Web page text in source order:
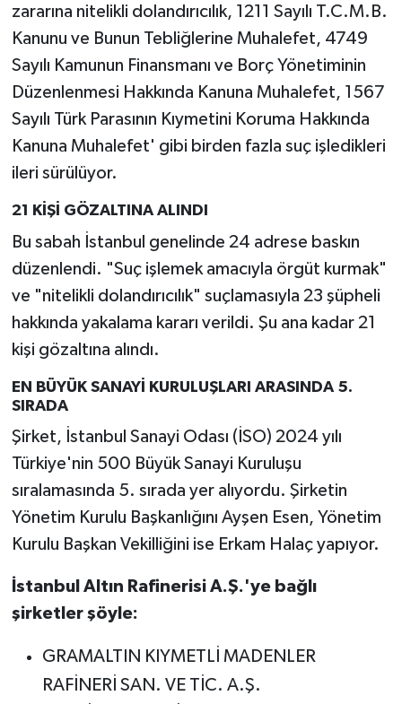
zararına nitelikli dolandırıcılık, 1211 Sayılı T.C.M.B.
Kanunu ve Bunun Tebliğlerine Muhalefet, 4749
Sayılı Kamunun Finansmanı ve Borç Yönetiminin
Düzenlenmesi Hakkında Kanuna Muhalefet, 1567
Sayılı Türk Parasının Kıymetini Koruma Hakkında
Kanuna Muhalefet' gibi birden fazla suç işledikleri
ileri sürülüyor.
21 KİŞİ GÖZALTINA ALINDI
Bu sabah İstanbul genelinde 24 adrese baskın
düzenlendi. "Suç işlemek amacıyla örgüt kurmak"
ve "nitelikli dolandırıcılık" suçlamasıyla 23 şüpheli
hakkında yakalama kararı verildi. Şu ana kadar 21
kişi gözaltına alındı.
EN BÜYÜK SANAYİ KURULUŞLARI ARASINDA 5.
SIRADA
Şirket, İstanbul Sanayi Odası (İSO) 2024 yılı
Türkiye'nin 500 Büyük Sanayi Kuruluşu
sıralamasında 5. sırada yer alıyordu. Şirketin
Yönetim Kurulu Başkanlığını Ayşen Esen, Yönetim
Kurulu Başkan Vekilliğini ise Erkam Halaç yapıyor.
İstanbul Altın Rafinerisi A.Ş.'ye bağlı
şirketler şöyle:
GRAMALTIN KIYMETLİ MADENLER
RAFİNERİ SAN. VE TİC. A.Ş.